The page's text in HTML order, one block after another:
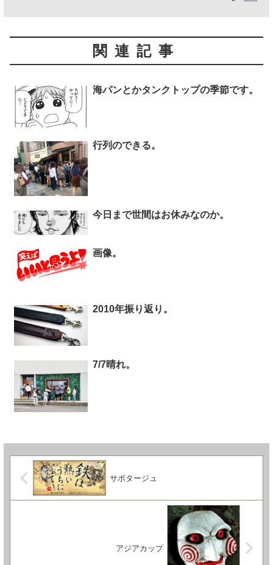
関連記事
海パンとかタンクトップの季節です。
行列のできる。
今日まで世間はお休みなのか。
画像。
2010年振り返り。
7/7晴れ。
サボタージュ
アジアカップ